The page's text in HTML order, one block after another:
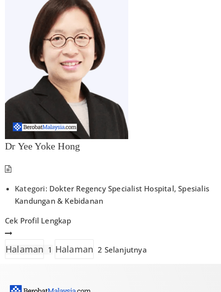
Dr Yee Yoke Hong
Kategori: Dokter Regency Specialist Hospital,Spesialis
Kandungan & Kebidanan
Cek Profil Lengkap
Halaman 1 Halaman 2 Selanjutnya